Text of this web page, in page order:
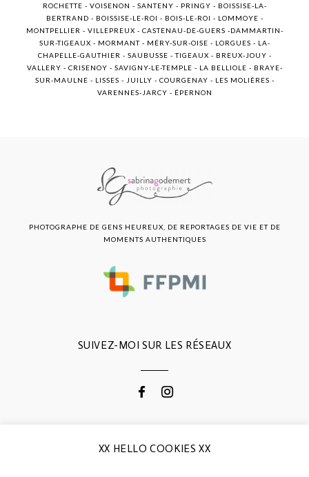
ROCHETTE - VOISENON - SANTENY - PRINGY - BOISSISE-LA-
BERTRAND - BOISSISE-LE-ROI - BOIS-LE-ROI - LOMMOYE -
MONTPELLIER - VILLEPREUX - CASTENAU-DE-GUERS -DAMMARTIN-
SUR-TIGEAUX - MORMANT - MÉRY-SUR-OISE - LORGUES - LA-
CHAPELLE-GAUTHIER - SAUBUSSE - TIGEAUX - BREUX-JOUY -
VALLERY - CRISENOY - SAVIGNY-LE-TEMPLE - LA BELLIOLE - BRAYE-
SUR-MAULNE - LISSES - JUILLY - COURGENAY - LES MOLIÈRES -
VARENNES-JARCY - ÉPERNON
SUIVEZ-MOI SUR LES RÉSEAUX
PHOTOGRAPHE DE GENS HEUREUX, DE REPORTAGES DE VIE ET DE
MOMENTS AUTHENTIQUES
CONTACTEZ-MOI
XX HELLO COOKIES XX